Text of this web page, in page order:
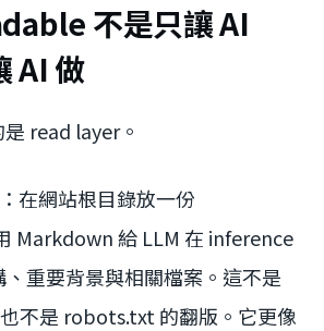
不是只讓 AI
AI 做
read layer。
在網站根目錄放一份
Markdown 給 LLM 在 inference
重要背景與相關檔案。這不是
不是 robots.txt 的翻版。它更像